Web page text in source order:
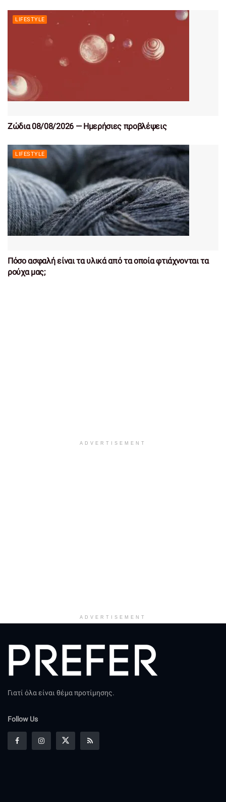
LIFESTYLE
Ζώδια 08/08/2026 — Ημερήσιες προβλέψεις
LIFESTYLE
Πόσο ασφαλή είναι τα υλικά από τα οποία φτιάχνονται τα
ρούχα μας;
ADVERTISEMENT
ADVERTISEMENT
Γιατί όλα είναι θέμα προτίμησης.
Follow Us